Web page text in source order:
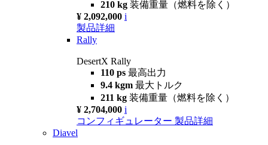
210 kg 装備重量（燃料を除く）
¥ 2,092,000 i
製品詳細
Rally
DesertX Rally
110 ps 最高出力
9.4 kgm 最大トルク
211 kg 装備重量（燃料を除く）
¥ 2,704,000 i
コンフィギュレーター 製品詳細
Diavel